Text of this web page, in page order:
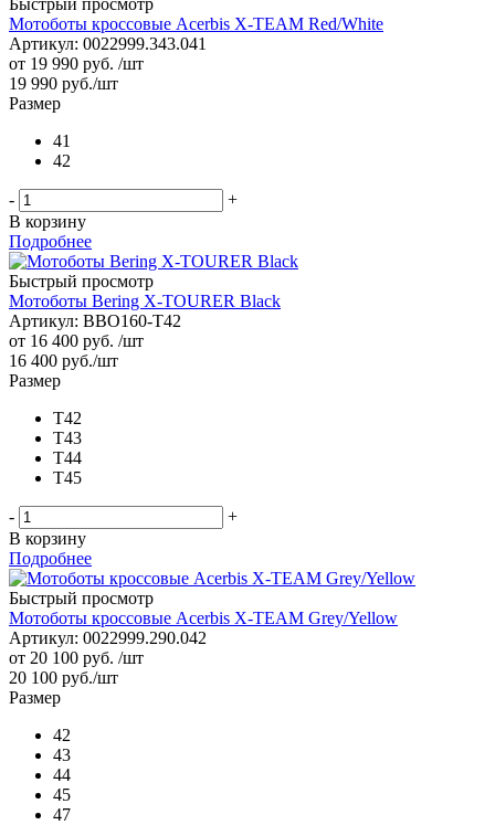
Мотоботы кроссовые Acerbis X-TEAM Red/White
Артикул: 0022999.343.041
от 19 990 руб. /шт
19 990 руб./шт
Размер
41
42
-
+
В корзину
Подробнее
Быстрый просмотр
Мотоботы Bering X-TOURER Black
Артикул: BBO160-T42
от 16 400 руб. /шт
16 400 руб./шт
Размер
T42
T43
T44
T45
-
+
В корзину
Подробнее
Быстрый просмотр
Мотоботы кроссовые Acerbis X-TEAM Grey/Yellow
Артикул: 0022999.290.042
от 20 100 руб. /шт
20 100 руб./шт
Размер
42
43
44
45
47